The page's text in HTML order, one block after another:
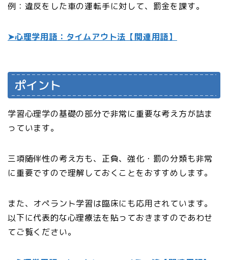
例：違反をした車の運転手に対して、罰金を課す。
➤心理学用語：タイムアウト法【関連用語】
ポイント
学習心理学の基礎の部分で非常に重要な考え方が詰ま
っています。
三項随伴性の考え方も、正負、強化・罰の分類も非常
に重要ですので理解しておくことをおすすめします。
また、オペラント学習は臨床にも応用されています。
以下に代表的な心理療法を貼っておきますのであわせ
てご覧ください。